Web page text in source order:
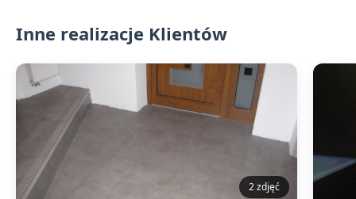
Inne realizacje Klientów
2 zdjęć